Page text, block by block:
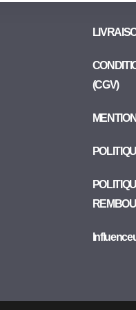
(CGV)